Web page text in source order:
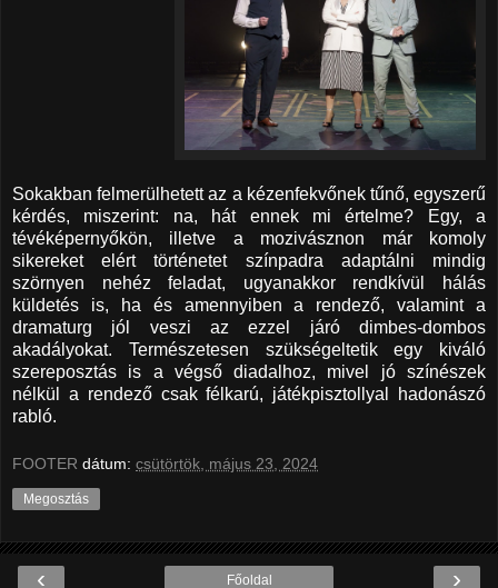
Sokakban felmerülhetett az a kézenfekvőnek tűnő, egyszerű
kérdés, miszerint: na, hát ennek mi értelme? Egy, a
tévéképernyőkön, illetve a mozivásznon már komoly
sikereket elért történetet színpadra adaptálni mindig
szörnyen nehéz feladat, ugyanakkor rendkívül hálás
küldetés is, ha és amennyiben a rendező, valamint a
dramaturg jól veszi az ezzel járó dimbes-dombos
akadályokat. Természetesen szükségeltetik egy kiváló
szereposztás is a végső diadalhoz, mivel jó színészek
nélkül a rendező csak félkarú, játékpisztollyal hadonászó
rabló.
FOOTER dátum: csütörtök, május 23, 2024
Megosztás
‹ ›
Főoldal